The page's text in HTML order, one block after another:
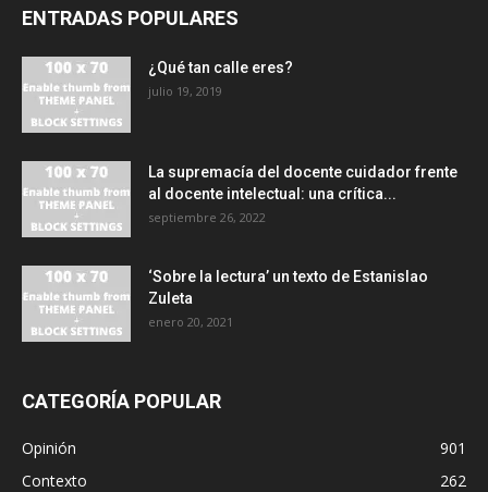
ENTRADAS POPULARES
¿Qué tan calle eres?
julio 19, 2019
La supremacía del docente cuidador frente
al docente intelectual: una crítica...
septiembre 26, 2022
‘Sobre la lectura’ un texto de Estanislao
Zuleta
enero 20, 2021
CATEGORÍA POPULAR
Opinión
901
Contexto
262